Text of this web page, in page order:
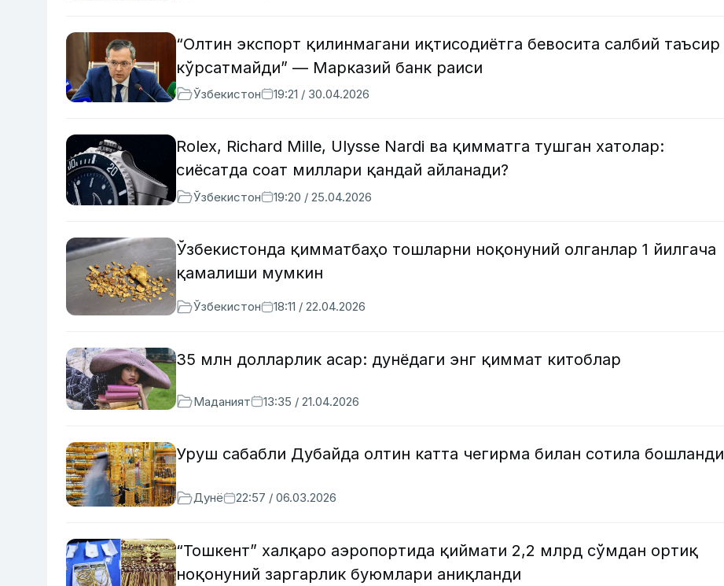
“Олтин экспорт қилинмагани иқтисодиётга бевосита салбий таъсир
кўрсатмайди” — Марказий банк раиси
Ўзбекистон 19:21 / 30.04.2026
Rolex, Richard Mille, Ulysse Nardi ва қимматга тушган хатолар:
сиёсатда соат миллари қандай айланади?
Ўзбекистон 19:20 / 25.04.2026
Ўзбекистонда қимматбаҳо тошларни ноқонуний олганлар 1 йилгача
қамалиши мумкин
Ўзбекистон 18:11 / 22.04.2026
35 млн долларлик асар: дунёдаги энг қиммат китоблар
Маданият 13:35 / 21.04.2026
Уруш сабабли Дубайда олтин катта чегирма билан сотила бошланди
Дунё 22:57 / 06.03.2026
“Тошкент” халқаро аэропортида қиймати 2,2 млрд сўмдан ортиқ
ноқонуний заргарлик буюмлари аниқланди